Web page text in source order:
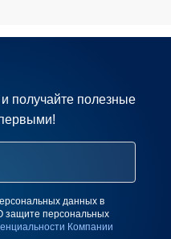
получайте полезные
данных в
защите персональных
Компании